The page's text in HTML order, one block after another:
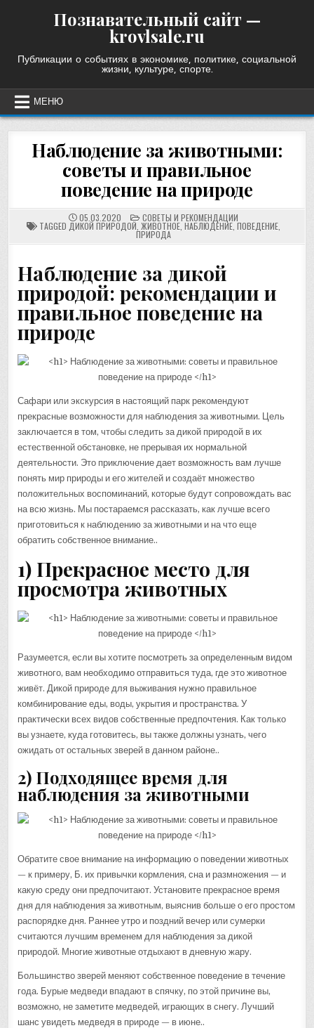
Познавательный сайт —
krovlsale.ru
Публикации о событиях в экономике, политике, социальной
жизни, культуре, спорте.
МЕНЮ
Наблюдение за животными:
советы и правильное
поведение на природе
05.03.2020 POSTED
IN
СОВЕТЫ И РЕКОМЕНДАЦИИ
TAGGED ДИКОЙ ПРИРОДОЙ ЖИВОТНОЕ НАБЛЮДЕНИЕ ПОВЕДЕНИЕ
ПРИРОДА
Наблюдение за дикой
природой: рекомендации и
правильное поведение на
природе
Сафари или экскурсия в настоящий парк рекомендуют
прекрасные возможности для наблюдения за животными. Цель
заключается в том, чтобы следить за дикой природой в их
естественной обстановке, не прерывая их нормальной
деятельности. Это приключение дает возможность вам лучше
понять мир природы и его жителей и создаёт множество
положительных воспоминаний, которые будут сопровождать вас
на всю жизнь. Мы постараемся рассказать, как лучше всего
приготовиться к наблюдению за животными и на что еще
обратить собственное внимание..
1) Прекрасное место для
просмотра животных
Разумеется, если вы хотите посмотреть за определенным видом
животного, вам необходимо отправиться туда, где это животное
живёт. Дикой природе для выживания нужно правильное
комбинирование еды, воды, укрытия и пространства. У
практически всех видов собственные предпочтения. Как только
вы узнаете, куда готовитесь, вы также должны узнать, чего
ожидать от остальных зверей в данном районе..
2) Подходящее время для
наблюдения за животными
Обратите свое внимание на информацию о поведении животных
— к примеру, Б. их привычки кормления, сна и размножения — и
какую среду они предпочитают. Установите прекрасное время
дня для наблюдения за животным, выяснив больше о его простом
распорядке дня. Раннее утро и поздний вечер или сумерки
считаются лучшим временем для наблюдения за дикой
природой. Многие животные отдыхают в дневную жару.
Большинство зверей меняют собственное поведение в течение
года. Бурые медведи впадают в спячку, по этой причине вы,
возможно, не заметите медведей, играющих в снегу. Лучший
шанс увидеть медведя в природе — в июне..